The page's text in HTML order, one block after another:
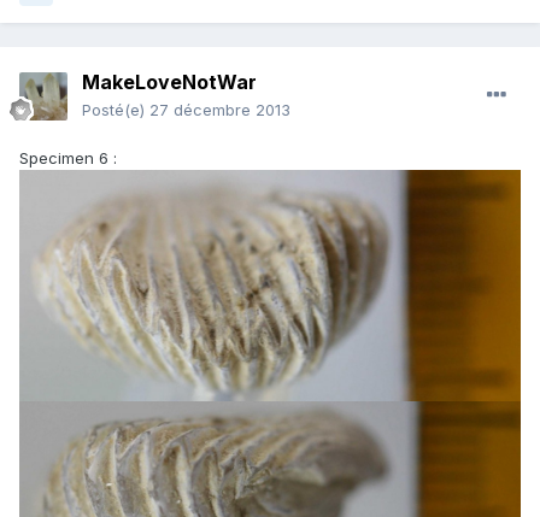
MakeLoveNotWar
Posté(e) 27 décembre 2013
Specimen 6 :